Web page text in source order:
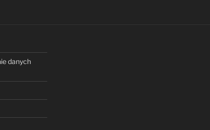
danych